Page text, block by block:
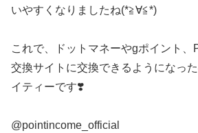
いやすくなりましたね(*≧∀≦*)
これで、ドットマネーやgポイント、
交換サイトに交換できるようになっ
イティーです❣️
@pointincome_official